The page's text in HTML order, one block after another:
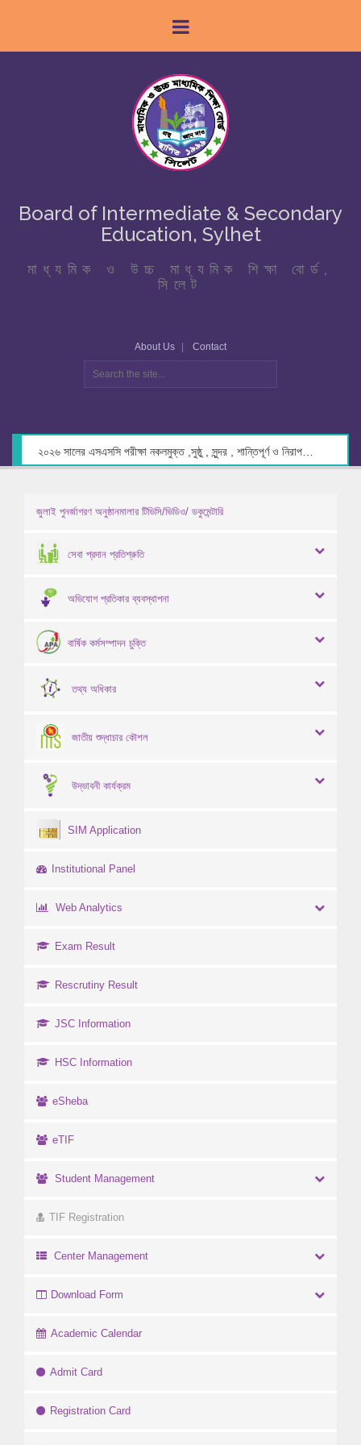
Board of Intermediate & Secondary
Education, Sylhet
মাধ্যমিক ও উচ্চ মাধ্যমিক শিক্ষা বোর্ড,
সিলেট
About Us Contact
জুলাই পুনর্জাগরণ অনুষ্ঠানমালার টিভিসি/ভিডিও/ ডকুমেন্টারি
সেবা প্রদান প্রতিশ্রুতি
অভিযোগ প্রতিকার ব্যবস্থাপনা
বার্ষিক কর্মসম্পাদন চুক্তি
তথ্য অধিকার
জাতীয় শুদ্ধাচার কৌশল
উদ্ভাবনী কার্যক্রম
SIM Application
Institutional Panel
Web Analytics
Exam Result
Rescrutiny Result
JSC Information
HSC Information
eSheba
eTIF
Student Management
TIF Registration
Center Management
Download Form
Academic Calendar
Admit Card
Registration Card